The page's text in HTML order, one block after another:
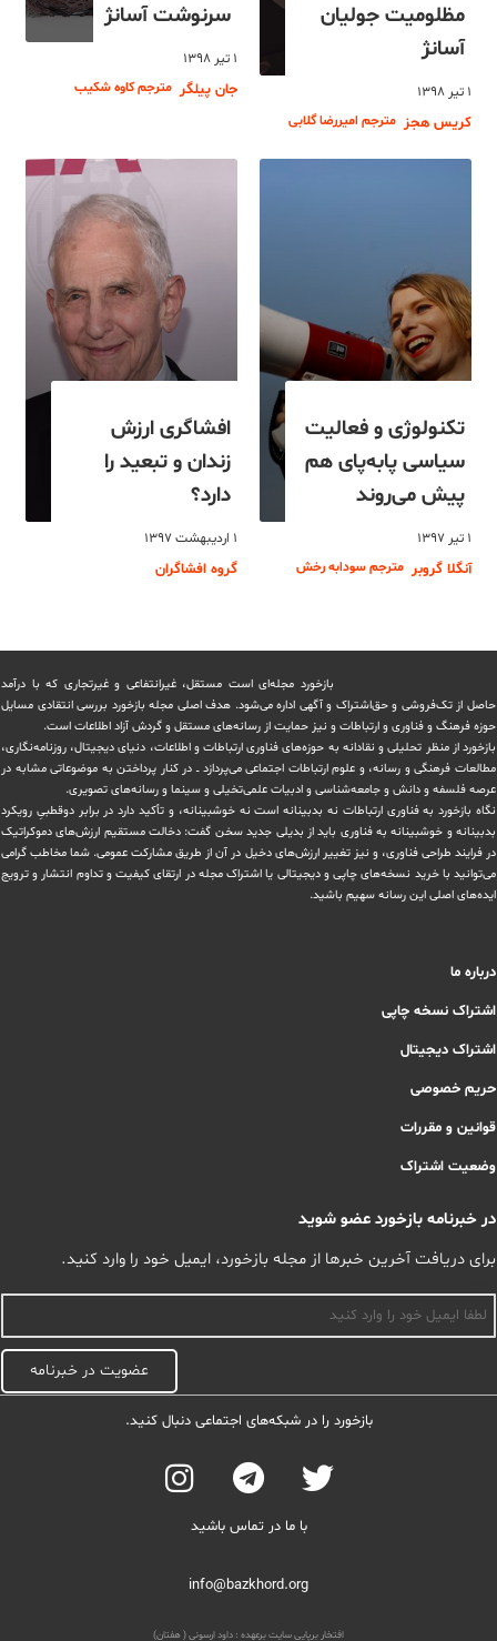
مظلومیت جولیان
آسانژ
۱ تیر ۱۳۹۸
کریس هجز مترجم امیررضا گلابی
سرنوشت آسانژ
۱ تیر ۱۳۹۸
جان پیلگر مترجم کاوه شکیب
تکنولوژی و فعالیت
سیاسی پابه‌پای هم
پیش می‌روند
۱ تیر ۱۳۹۷
آنگلا گروبر مترجم سودابه رخش
افشاگری ارزش
زندان و تبعید را
دارد؟
۱ اردیبهشت ۱۳۹۷
گروه افشاگران
بازخورد مجله‌ای است مستقل، غیرانتفاعی و غیرتجاری که با درآمد
حاصل از تک‌فروشی و حق‌اشتراک و آگهی اداره می‌شود. ‏هدف اصلی مجله بازخورد بررسی انتقادی مسایل
حوزه فرهنگ و فناوری و ارتباطات و نیز حمایت از رسانه‌های مستقل و‌ گردش ‏آزاد اطلاعات است.
بازخورد از منظر تحلیلی و نقادانه به حوزه‌های فناوری ارتباطات و اطلاعات، دنیای دیجیتال، روزنامه‌نگاری،
‏مطالعات فرهنگی و رسانه، و علوم ارتباطات اجتماعی می‌پردازد ــ در کنار پرداختن به موضوعاتی مشابه در
عرصه فلسفه و دانش و ‏جامعه‌شناسی و ادبیات علمی‌تخیلی و سینما و رسانه‌های تصویری.
نگاه بازخورد به فناوری ارتباطات نه بدبینانه است نه خوشبینانه، و تأکید دارد ‏در برابر دوقطبیِ رویکرد
بدبینانه و خوشبینانه به فناوری باید از بدیلی جدید سخن گفت: دخالت مستقیم ارزش‌های دموکراتیک
در ‏فرایند طراحی فناوری، و نیز تغییر ارزش‌های دخيل در آن از طریق مشاركت عمومی. شما مخاطب گرامی
می‌توانید با خرید نسخه‌های چاپی و دیجیتالی یا ‏اشتراک مجله در ارتقای کیفیت و تداوم انتشار و ترویج
ایده‌های اصلی این رسانه سهیم باشید.
درباره ما
اشتراک نسخه چاپی
اشتراک دیجیتال
حریم خصوصی
قوانین و مقررات
وضعیت اشتراک
در خبرنامه بازخورد عضو شوید
برای دریافت آخرین خبرها از مجله بازخورد، ایمیل خود را وارد کنید.
عضویت در خبرنامه
بازخورد را در شبکه‌های اجتماعی دنبال کنید.
با ما در تماس باشید
info@bazkhord.org
افتخار برپایی سایت برعهده : داود ارسونی ( هفتان)